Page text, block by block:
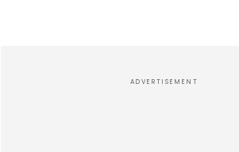
ADVERTISEMENT